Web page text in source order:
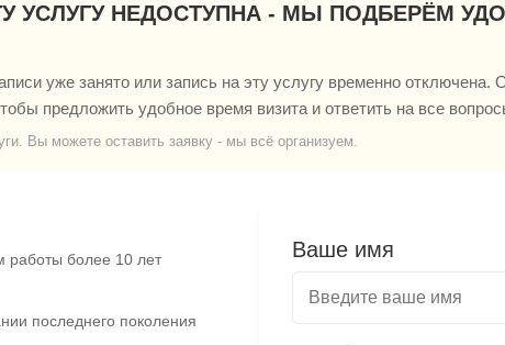
УСЛУГУ НЕДОСТУПНА - МЫ ПОДБЕРЁМ
уже занято или запись на эту услугу временно отключена.
предложить удобное время визита и ответить на все
Вы можете оставить заявку - мы всё организуем.
работы более 10 лет
последнего поколения
Ваше имя